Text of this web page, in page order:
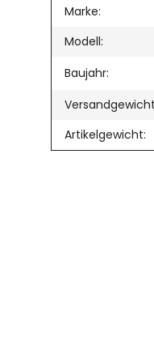
Wert
Marke:
Modell:
Baujahr:
Artikelgewicht: